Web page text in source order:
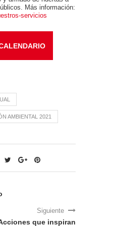
Más información:
servicios
AMBIENTAL 2021
Siguiente
que inspiran